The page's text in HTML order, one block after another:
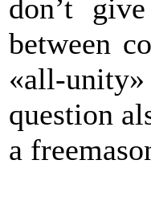
don’t
between
«all-unity»
question
a